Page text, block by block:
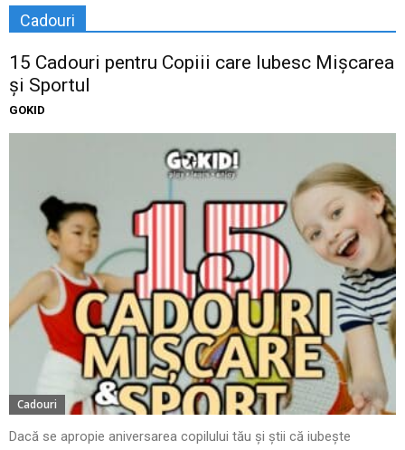
Cadouri
15 Cadouri pentru Copiii care Iubesc Mișcarea
și Sportul
GOKID
Cadouri
Dacă se apropie aniversarea copilului tău și știi că iubește